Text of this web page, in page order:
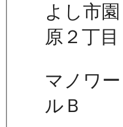
よし市園
原２丁目
マノワー
ルＢ